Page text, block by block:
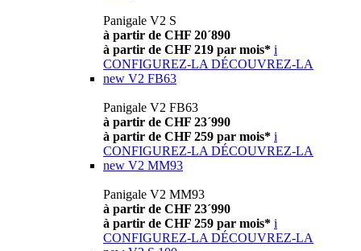
Panigale V2 S
à partir de CHF 20´890
à partir de CHF 219 par mois* i
CONFIGUREZ-LA DÉCOUVREZ-LA
new V2 FB63
Panigale V2 FB63
à partir de CHF 23´990
à partir de CHF 259 par mois* i
CONFIGUREZ-LA DÉCOUVREZ-LA
new V2 MM93
Panigale V2 MM93
à partir de CHF 23´990
à partir de CHF 259 par mois* i
CONFIGUREZ-LA DÉCOUVREZ-LA